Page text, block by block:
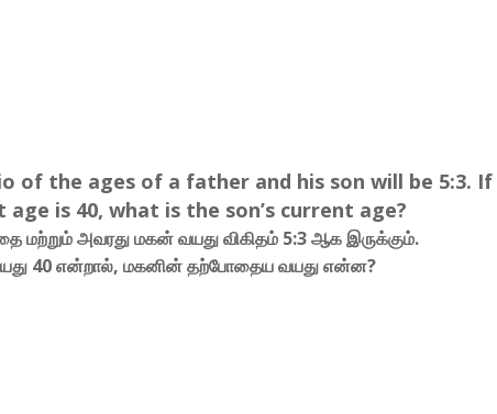
of the ages of a father and his son will be 5:3. If
is 40, what is the son’s current age?
மற்றும் அவரது மகன் வயது விகிதம் 5:3 ஆக இருக்கும்.
40 என்றால், மகனின் தற்போதைய வயது என்ன?